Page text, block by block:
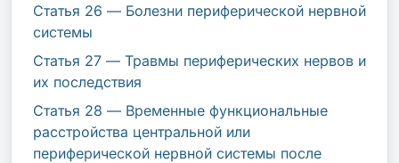
Статья 26 — Болезни периферической нервной
системы
Статья 27 — Травмы периферических нервов и
их последствия
Статья 28 — Временные функциональные
расстройства центральной или
периферической нервной системы после